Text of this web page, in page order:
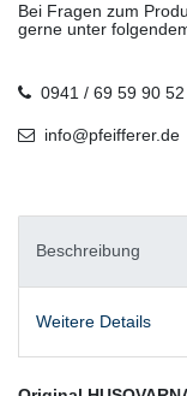
Bei Fragen zum
gerne unter
0941 / 69 59 90 52
info@pfeifferer.de
Beschreibung
Weitere Details